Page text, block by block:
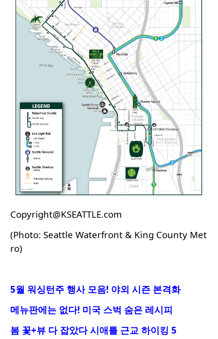
Copyright@KSEATTLE.com
(Photo: Seattle Waterfront & King County Met
ro)
5월 워싱턴주 행사 모음! 야외 시즌 본격화
메뉴판에는 없다! 미국 스벅 숨은 레시피
봄 꽃+뷰 다 잡았다 시애틀 근교 하이킹 5